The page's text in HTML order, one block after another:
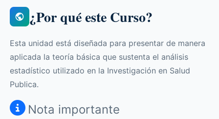
¿Por qué este Curso?
Esta unidad está diseñada para presentar de manera
aplicada la teoría básica que sustenta el análisis
estadístico utilizado en la Investigación en Salud
Publica.
Nota importante